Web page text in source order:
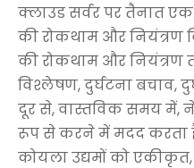
क्लाउड सर्वर पर तैनात
की रोकथाम और नियंत्रण
की रोकथाम और
विश्लेषण, दुर्घटना बचाव,
दूर से, वास्तविक समय में,
रूप से करने में मदद करता
कोयला उद्यमों को